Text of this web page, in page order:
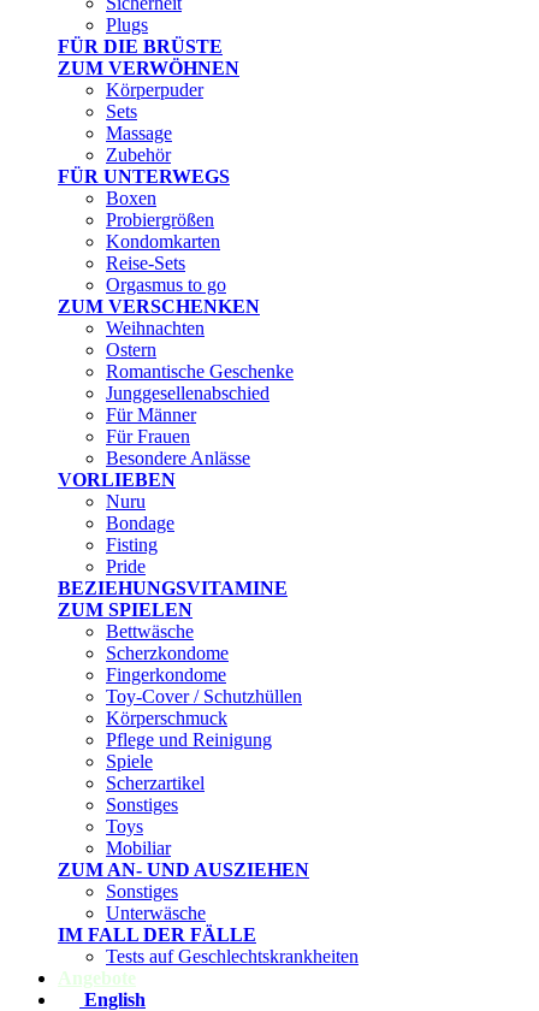
Plugs
FÜR DIE BRÜSTE
ZUM VERWÖHNEN
Körperpuder
Sets
Massage
Zubehör
FÜR UNTERWEGS
Boxen
Probiergrößen
Kondomkarten
Reise-Sets
Orgasmus to go
ZUM VERSCHENKEN
Weihnachten
Ostern
Romantische Geschenke
Junggesellenabschied
Für Männer
Für Frauen
Besondere Anlässe
VORLIEBEN
Nuru
Bondage
Fisting
Pride
BEZIEHUNGSVITAMINE
ZUM SPIELEN
Bettwäsche
Scherzkondome
Fingerkondome
Toy-Cover / Schutzhüllen
Körperschmuck
Pflege und Reinigung
Spiele
Scherzartikel
Sonstiges
Toys
Mobiliar
ZUM AN- UND AUSZIEHEN
Sonstiges
Unterwäsche
IM FALL DER FÄLLE
Tests auf Geschlechtskrankheiten
Angebote
English